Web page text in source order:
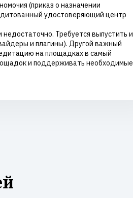
(приказ о назначении
удостоверяющий центр
Требуется выпустить и
и плагины). Другой важный
на площадках в самый
и поддерживать необходимые